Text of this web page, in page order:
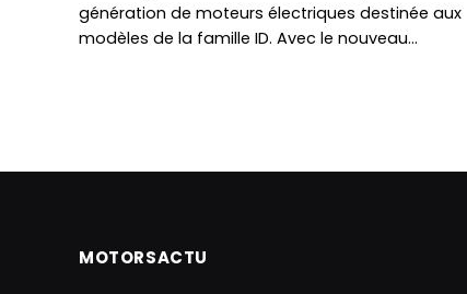
génération de moteurs électriques destinée aux
modèles de la famille ID. Avec le nouveau…
MOTORSACTU